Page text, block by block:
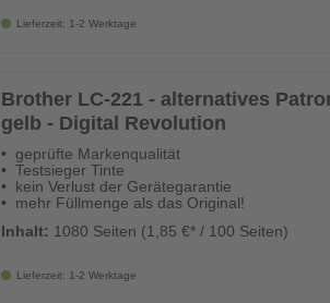
Lieferzeit: 1-2 Werktage
Brother LC-221 - alternatives
gelb - Digital Revolution
geprüfte Markenqualität
Testsieger Tinte
kein Verlust der Gerätegarantie
mehr Füllmenge als das Original!
Inhalt: 1080 Seiten (1,85 €* / 100 Seiten)
Lieferzeit: 1-2 Werktage